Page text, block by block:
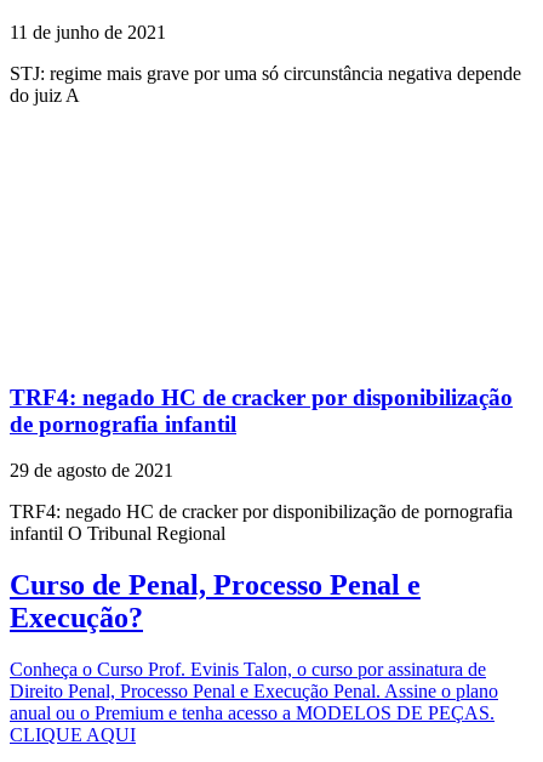
11 de junho de 2021
STJ: regime mais grave por uma só circunstância negativa depende
do juiz A
TRF4: negado HC de cracker por disponibilização
de pornografia infantil
29 de agosto de 2021
TRF4: negado HC de cracker por disponibilização de pornografia
infantil O Tribunal Regional
Curso de Penal, Processo Penal e
Execução?
Conheça o Curso Prof. Evinis Talon, o curso por assinatura de
Direito Penal, Processo Penal e Execução Penal. Assine o plano
anual ou o Premium e tenha acesso a MODELOS DE PEÇAS.
CLIQUE AQUI